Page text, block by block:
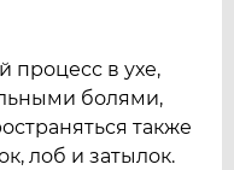
процесс в ухе,
болями,
также
лоб и затылок.